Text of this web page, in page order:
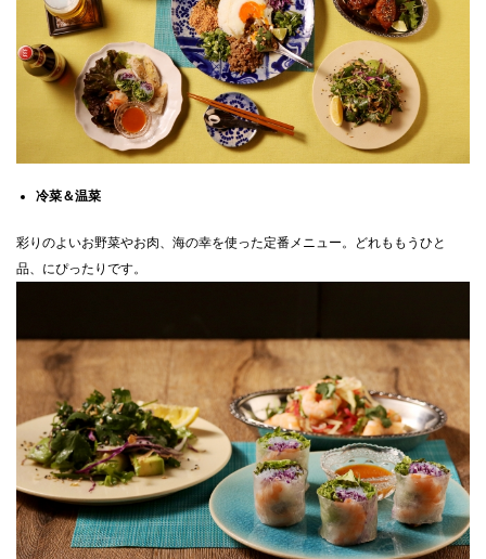
冷菜＆温菜
彩りのよいお野菜やお肉、海の幸を使った定番メニュー。どれももうひと
品、にぴったりです。